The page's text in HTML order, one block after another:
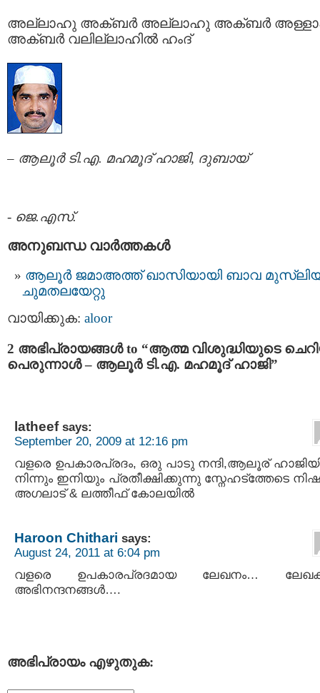
അല്ലാഹു അക്ബര്‍ അല്ലാഹു അക്ബര്‍
അക്ബര്‍ വലില്ലാഹില്‍ ഹംദ്‌
– ആലൂര്‍ ടി.എ. മഹമൂദ്‌ ഹാജി, ദുബായ്‌
- ജെ.എസ്.
അനുബന്ധ വാര്‍ത്തകള്‍
ആലൂര്‍ ജമാഅത്ത് ഖാസിയായി ബാവ
ചുമതലയേറ്റു
വായിക്കുക: aloor
2 അഭിപ്രായങ്ങള്‍ to “ആത്മ വിശുദ്ധിയുടെ
പെരുന്നാള്‍ – ആലൂര്‍ ടി.എ. മഹമൂദ്‌ ഹാജി”
latheef says:
September 20, 2009 at 12:16 pm
വളരെ ഉപകാരപ്രദം, ഒരു പാടു നന്ദി,ആലൂര്
നിന്നും ഇനിയും പ്രതീക്ഷിക്കുന്നു സ്നേഹട്ത്തേടെ
അഗലാട് & ലത്തീഫ് കോലയിൽ
Haroon Chithari says:
August 24, 2011 at 6:04 pm
വളരെ ഉപകാരപ്രദമായ ലേഖനം…
അഭിനന്ദനങ്ങള്‍….
അഭിപ്രായം എഴുതുക: